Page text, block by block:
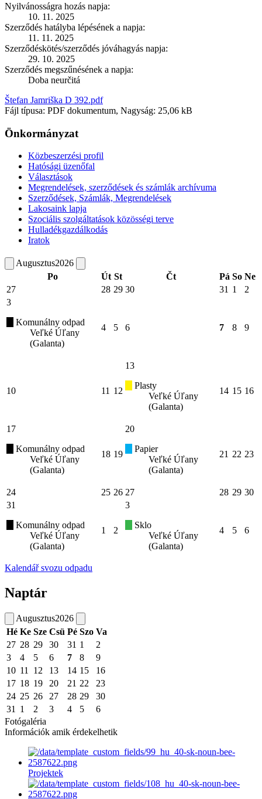
Nyilvánosságra hozás napja:
10. 11. 2025
Szerződés hatályba lépésének a napja:
11. 11. 2025
Szerződéskötés/szerződés jóváhagyás napja:
29. 10. 2025
Szerződés megszűnésének a napja:
Doba neurčitá
Štefan Jamriška D 392.pdf
Fájl típusa: PDF dokumentum, Nagyság: 25,06 kB
Önkormányzat
Közbeszerzési profil
Hatósági üzenőfal
Választások
Megrendelések, szerződések és számlák archívuma
Szerződések, Számlák, Megrendelések
Lakosaink lapja
Szociális szolgáltatások közösségi terve
Hulladékgazdálkodás
Iratok
Augusztus2026
Po
Út St Čt Pá So Ne
27
28 29 30 31 1
2
3
Komunálny odpad
Veľké Úľany
(Galanta)
4 5 6 7 8 9
10 11 12
13
Plasty
Veľké Úľany
(Galanta)
14 15 16
17
Komunálny odpad
Veľké Úľany
(Galanta)
18 19
20
Papier
Veľké Úľany
(Galanta)
21 22 23
24 25 26 27 28 29 30
31
Komunálny odpad
Veľké Úľany
(Galanta)
1 2
3
Sklo
Veľké Úľany
(Galanta)
4 5 6
Kalendář svozu odpadu
Naptár
Augusztus2026
Hé Ke Sze Csü Pé Szo Va
27 28 29 30 31 1
2
3
4 5 6 7 8
9
10 11 12 13 14 15
16
17 18 19 20 21 22
23
24 25 26 27 28 29
30
31
1 2 3 4 5
6
Fotógaléria
Információk amik érdekelhetik
Projektek